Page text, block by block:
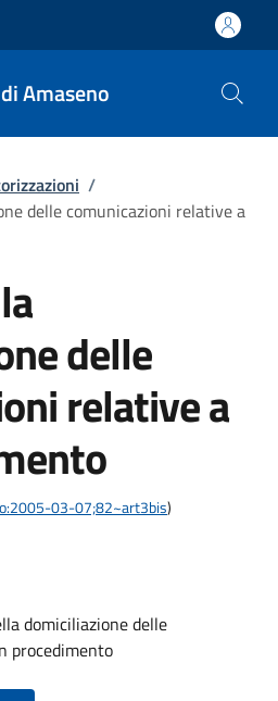
Amaseno
/
delle comunicazioni relative a
delle
relative a
03-07;82~art3bis)
domiciliazione delle
procedimento